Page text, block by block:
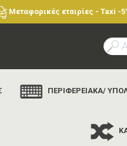
Μεταφορικές εταιρίες - Taxi -
ΠΕΡΙΦΕΡΕΙΑΚΑ/